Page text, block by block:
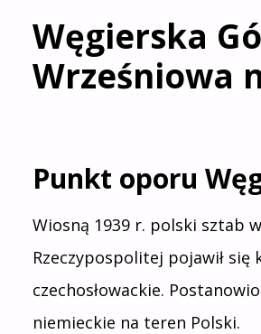
Węgierska
Wrześniowa
Punkt oporu
Wiosną 1939 r. polski sztab
Rzeczypospolitej pojawił się
czechosłowackie.
niemieckie na teren Polski.